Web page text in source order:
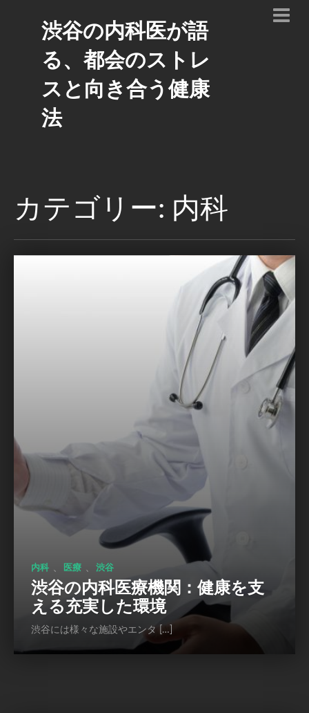
渋谷の内科医が語
る、都会のストレ
スと向き合う健康
法
カテゴリー: 内科
内科 、 医療 、 渋谷
渋谷の内科医療機関：健康を支
える充実した環境
渋谷には様々な施設やエンタ […]